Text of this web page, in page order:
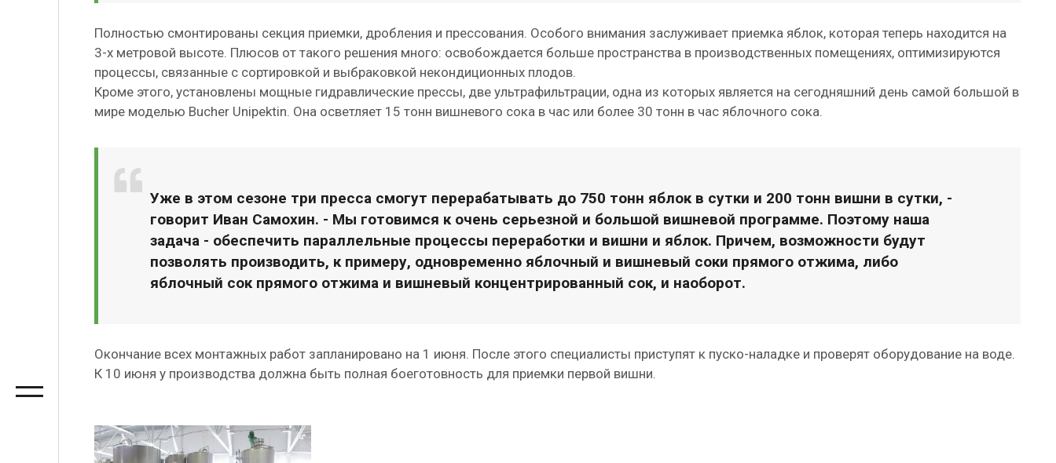
Полностью смонтированы секция приемки, дробления и прессования. Особого внимания заслуживает приемка яблок, которая теперь находится на
3-х метровой высоте. Плюсов от такого решения много: освобождается больше пространства в производственных помещениях, оптимизируются
процессы, связанные с сортировкой и выбраковкой некондиционных плодов.
Кроме этого, установлены мощные гидравлические прессы, две ультрафильтрации, одна из которых является на сегодняшний день самой большой в
мире моделью Bucher Unipektin. Она осветляет 15 тонн вишневого сока в час или более 30 тонн в час яблочного сока.
Уже в этом сезоне три пресса смогут перерабатывать до 750 тонн яблок в сутки и 200 тонн вишни в сутки, -
говорит Иван Самохин. - Мы готовимся к очень серьезной и большой вишневой программе. Поэтому наша
задача - обеспечить параллельные процессы переработки и вишни и яблок. Причем, возможности будут
позволять производить, к примеру, одновременно яблочный и вишневый соки прямого отжима, либо
яблочный сок прямого отжима и вишневый концентрированный сок, и наоборот.
Окончание всех монтажных работ запланировано на 1 июня. После этого специалисты приступят к пуско-наладке и проверят оборудование на воде.
К 10 июня у производства должна быть полная боеготовность для приемки первой вишни.